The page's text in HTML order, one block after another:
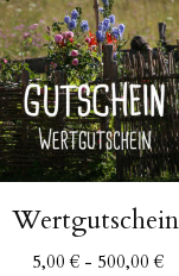
Wertgutschein
5,00€- 500,00€